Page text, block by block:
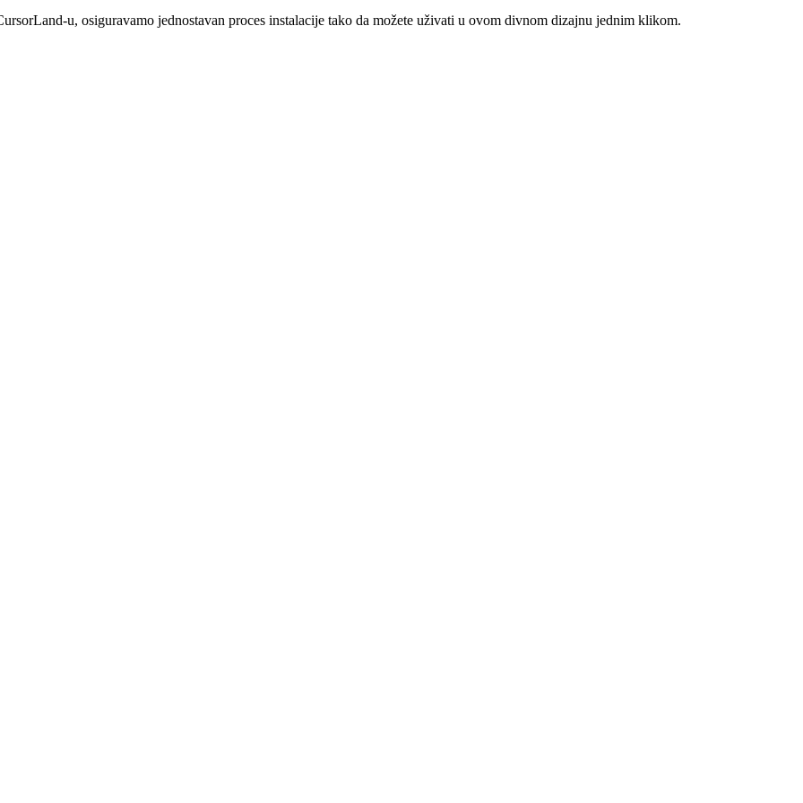
u, osiguravamo jednostavan proces instalacije tako da možete uživati u ovom divnom dizajnu jednim klikom.